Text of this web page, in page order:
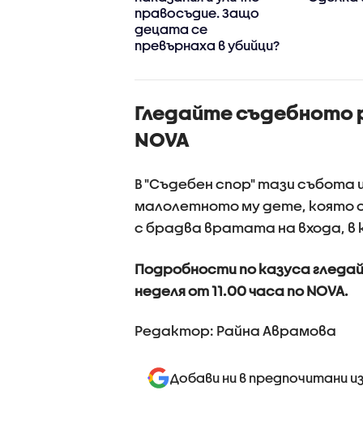
правосъдие. Защо
децата се
превърнаха в убийци?
Гледайте съдебното
NOVA
В "Съдебен спор" тази
малолетното му дете, която
с брадва вратата на входа,
Подробности по казуса
неделя от 11.00 часа по NOVA.
Редактор: Райна Аврамова
Добави ни в предпочитани